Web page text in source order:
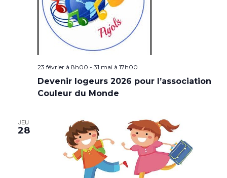
23 février à 8h00 - 31 mai à 17h00
Devenir logeurs 2026 pour l’association
Couleur du Monde
JEU
28